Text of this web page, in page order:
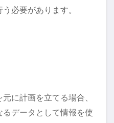
必要があります。
に計画を立てる場合、
データとして情報を使